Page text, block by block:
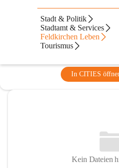
Stadt & Politik
Stadtamt & Services
Feldkirchen Leben
Tourismus
Musikschule
Patergassen
@musikschule-
Musikschule
In CITIES
Kein Dateien